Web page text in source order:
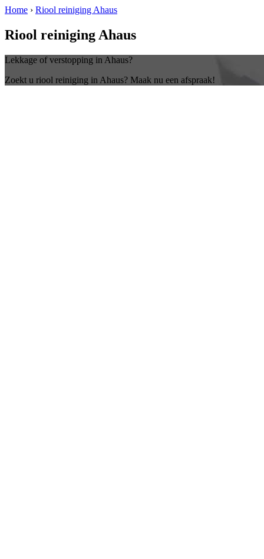
Home › Riool reiniging Ahaus
Riool reiniging Ahaus
Lekkage of verstopping in Ahaus?
Zoekt u riool reiniging in Ahaus? Maak nu een afspraak!